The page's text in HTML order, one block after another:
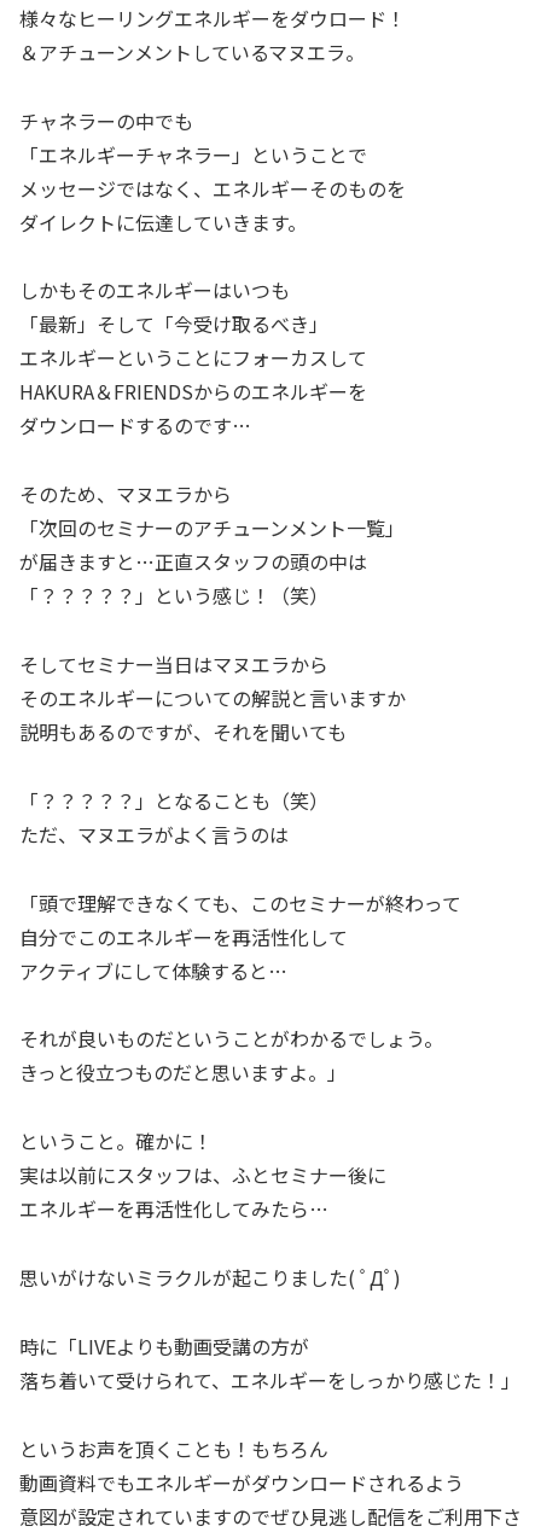
様々なヒーリングエネルギーをダウロード！
＆アチューンメントしているマヌエラ。
チャネラーの中でも
「エネルギーチャネラー」ということで
メッセージではなく、エネルギーそのものを
ダイレクトに伝達していきます。
しかもそのエネルギーはいつも
「最新」そして「今受け取るべき」
エネルギーということにフォーカスして
HAKURA＆FRIENDSからのエネルギーを
ダウンロードするのです…
そのため、マヌエラから
「次回のセミナーのアチューンメント一覧」
が届きますと…正直スタッフの頭の中は
「？？？？？」という感じ！（笑）
そしてセミナー当日はマヌエラから
そのエネルギーについての解説と言いますか
説明もあるのですが、それを聞いても
「？？？？？」となることも（笑）
ただ、マヌエラがよく言うのは
「頭で理解できなくても、このセミナーが終わって
自分でこのエネルギーを再活性化して
アクティブにして体験すると…
それが良いものだということがわかるでしょう。
きっと役立つものだと思いますよ。」
ということ。確かに！
実は以前にスタッフは、ふとセミナー後に
エネルギーを再活性化してみたら…
思いがけないミラクルが起こりました( ﾟДﾟ)
時に「LIVEよりも動画受講の方が
落ち着いて受けられて、エネルギーをしっかり感じた！」
というお声を頂くことも！もちろん
動画資料でもエネルギーがダウンロードされるよう
意図が設定されていますのでぜひ見逃し配信をご利用下さ